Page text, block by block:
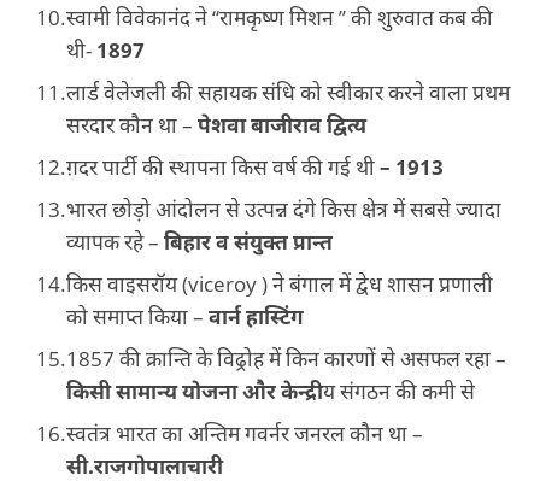
स्वामी विवेकानंद ने “रामकृष्ण मिशन ” की शुरुवात कब की
थी- 1897
लार्ड वेलेजली की सहायक संधि को स्वीकार करने वाला प्रथम
सरदार कौन था – पेशवा बाजीराव द्वित्य
ग़दर पार्टी की स्थापना किस वर्ष की गई थी– 1913
भारत छोड़ो आंदोलन से उत्पन्न दंगे किस क्षेत्र में सबसे ज्यादा
व्यापक रहे – बिहार व संयुक्त प्रान्त
किस वाइसरॉय (viceroy ) ने बंगाल में द्वेध शासन प्रणाली
को समाप्त किया – वार्न हास्टिंग
1857 की क्रान्ति के विढ्रोह में किन कारणों से असफल रहा –
किसी सामान्य योजना और केन्द्रीय संगठन की कमी से
स्वतंत्र भारत का अन्तिम गवर्नर जनरल कौन था –
सी.राजगोपालाचारी